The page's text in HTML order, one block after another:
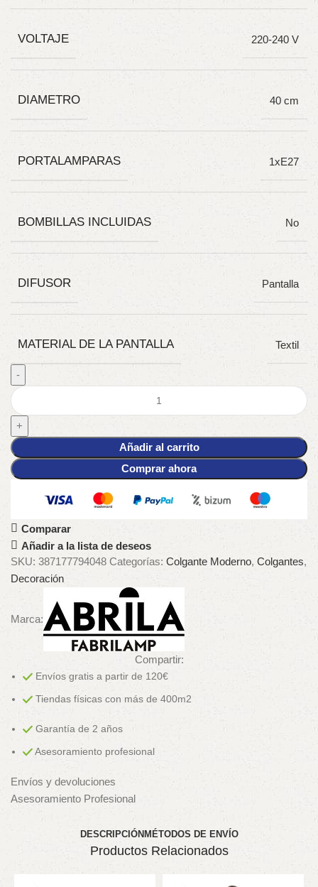
VOLTAJE 220-240 V
DIAMETRO 40 cm
PORTALAMPARAS 1xE27
BOMBILLAS INCLUIDAS No
DIFUSOR Pantalla
MATERIAL DE LA PANTALLA Textil
Añadir al carrito
Comprar ahora
Comparar
Añadir a la lista de deseos
SKU: 387177794048 Categorías: Colgante Moderno, Colgantes,
Decoración
Marca:
Compartir:
Envíos gratis a partir de 120€
Tiendas físicas con más de 400m2
Garantía de 2 años
Asesoramiento profesional
Envíos y devoluciones
Asesoramiento Profesional
DESCRIPCIÓN MÉTODOS DE ENVÍO
Productos Relacionados